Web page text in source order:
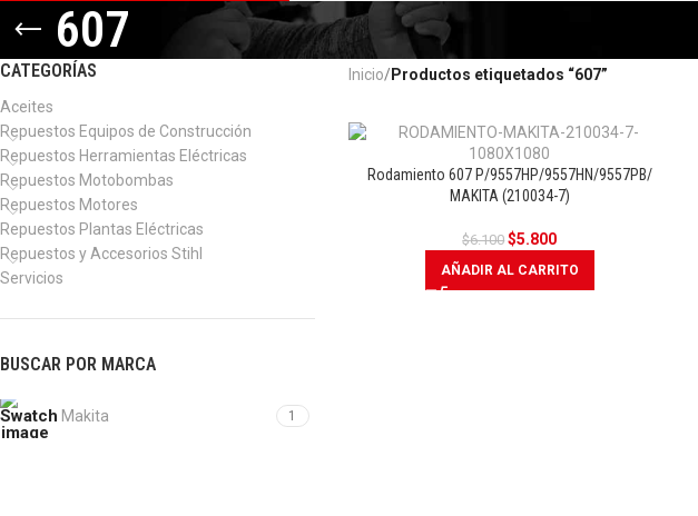
607
CATEGORÍAS
Aceites
Repuestos Equipos de Construcción
Repuestos Herramientas Eléctricas
Repuestos Motobombas
Repuestos Motores
Repuestos Plantas Eléctricas
Repuestos y Accesorios Stihl
Servicios
BUSCAR POR MARCA
Makita 1
Inicio Productos etiquetados “607”
Rodamiento 607 P/9557HP/9557HN/9557PB/
MAKITA (210034-7)
$6.100 $5.800
AÑADIR AL CARRITO